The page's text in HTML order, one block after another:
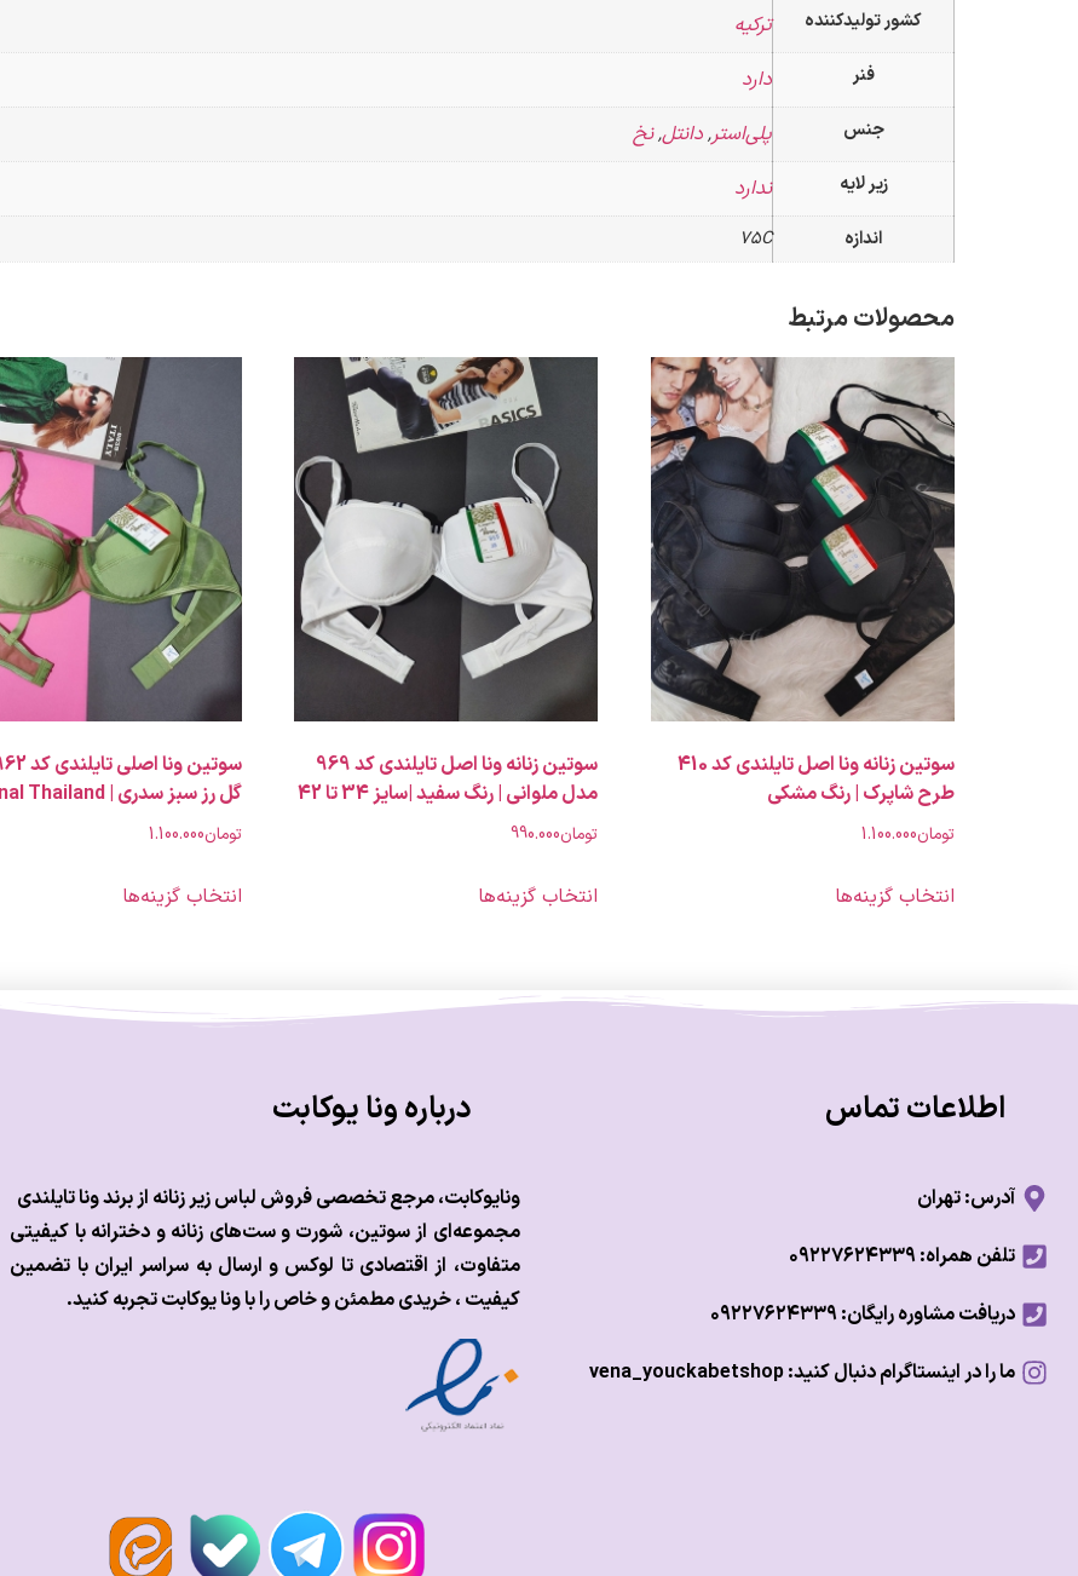
کشور تولیدکننده ترکیه
فنر دارد
جنس پلی‌استر,دانتل,نخ
زیر لایه ندارد
اندازه 75C
محصولات مرتبط
سوتین زنانه ونا اصل تایلندی کد 410
طرح شاپرک | رنگ مشکی
تومان1.100.000
انتخاب گزینه‌ها
سوتین زنانه ونا اصل تایلندی کد 969
مدل ملوانی | رنگ سفید |سایز 34 تا 42
تومان990.000
انتخاب گزینه‌ها
گل رز سبز سدری | Original Thailand
تومان1.100.000
انتخاب گزینه‌ها
اطلاعات تماس
آدرس: تهران
تلفن همراه: ۰۹۲۲۷۶۲۴۳۳۹
دریافت مشاوره رایگان: ۰۹۲۲۷۶۲۴۳۳۹
ما را در اینستاگرام دنبال کنید: vena_youckabetshop
درباره ونا یوکابت
ونایوکابت، مرجع تخصصی فروش لباس زیر زنانه از برند ونا تایلندی
مجموعه‌ای از سوتین، شورت و ست‌های زنانه و دخترانه با کیفیتی
متفاوت، از اقتصادی تا لوکس و ارسال به سراسر ایران با تضمین
کیفیت ، خریدی مطمئن و خاص را با ونا یوکابت تجربه کنید.